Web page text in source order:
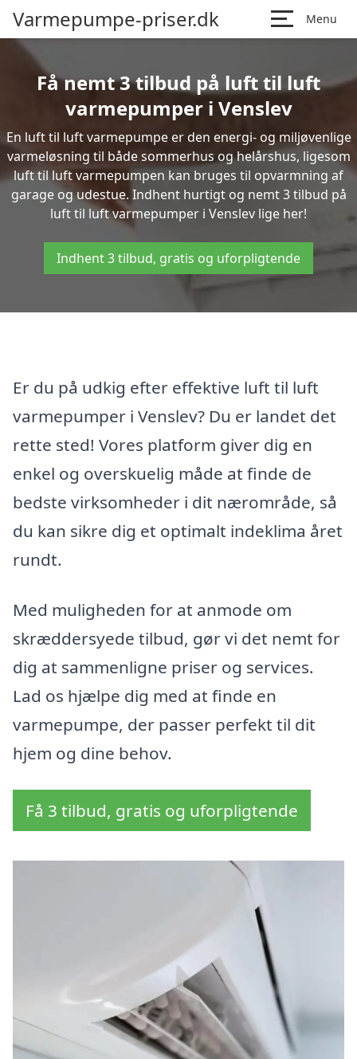
Varmepumpe-priser.dk Menu
Få nemt 3 tilbud på luft til luft
varmepumper i Venslev
En luft til luft varmepumpe er den energi- og miljøvenlige
varmeløsning til både sommerhus og helårshus, ligesom
luft til luft varmepumpen kan bruges til opvarmning af
garage og udestue. Indhent hurtigt og nemt 3 tilbud på
luft til luft varmepumper i Venslev lige her!
Indhent 3 tilbud, gratis og uforpligtende
Er du på udkig efter effektive luft til luft
varmepumper i Venslev? Du er landet det
rette sted! Vores platform giver dig en
enkel og overskuelig måde at finde de
bedste virksomheder i dit nærområde, så
du kan sikre dig et optimalt indeklima året
rundt.
Med muligheden for at anmode om
skræddersyede tilbud, gør vi det nemt for
dig at sammenligne priser og services.
Lad os hjælpe dig med at finde en
varmepumpe, der passer perfekt til dit
hjem og dine behov.
Få 3 tilbud, gratis og uforpligtende